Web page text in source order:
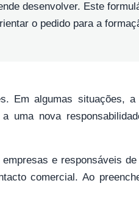
desenvolver. Este
o pedido para a
Em algumas situações,
uma nova
e responsáveis
comercial. Ao